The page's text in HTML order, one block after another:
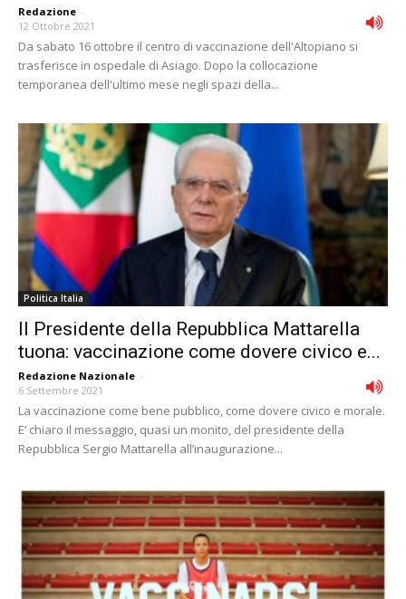
Redazione -
12 Ottobre 2021
Da sabato 16 ottobre il centro di vaccinazione dell'Altopiano si
trasferisce in ospedale di Asiago. Dopo la collocazione
temporanea dell'ultimo mese negli spazi della...
Politica Italia
Il Presidente della Repubblica Mattarella
tuona: vaccinazione come dovere civico e...
Redazione Nazionale -
6 Settembre 2021
La vaccinazione come bene pubblico, come dovere civico e morale.
E’ chiaro il messaggio, quasi un monito, del presidente della
Repubblica Sergio Mattarella all’inaugurazione...